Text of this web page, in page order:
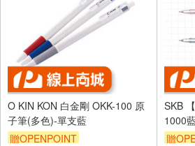
O KIN KON 白金剛 OKK-100 原
子筆(多色)-單支藍
贈OPENPOINT
SKB 【0.5mm】原子筆 SB-
1000
贈